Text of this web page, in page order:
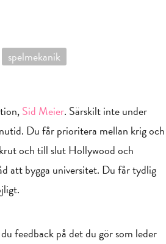
spelmekanik
Sid Meier. Särskilt inte under
Du får prioritera mellan krig och
och till slut Hollywood och
att bygga universitet. Du får tydlig
feedback på det du gör som leder